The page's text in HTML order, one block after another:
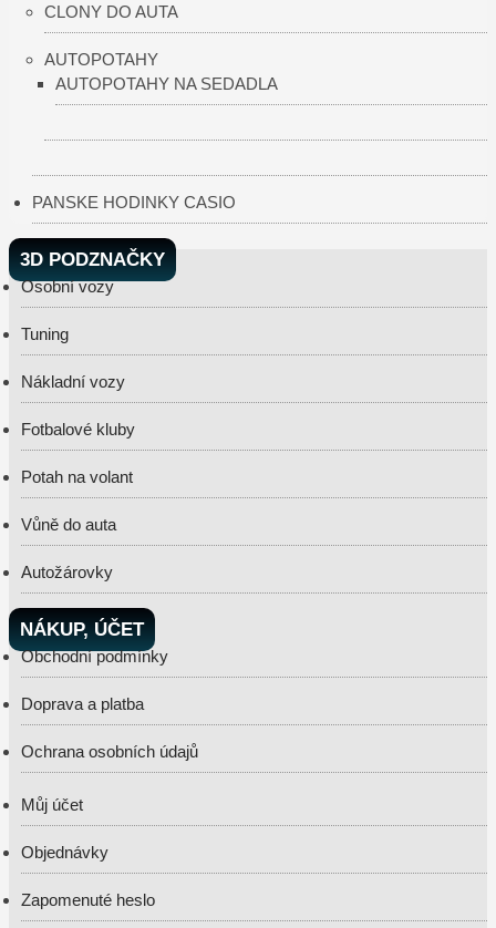
CLONY DO AUTA
AUTOPOTAHY
AUTOPOTAHY NA SEDADLA
PANSKE HODINKY CASIO
3D PODZNAČKY
Osobní vozy
Tuning
Nákladní vozy
Fotbalové kluby
Potah na volant
Vůně do auta
Autožárovky
NÁKUP, ÚČET
Obchodní podmínky
Doprava a platba
Ochrana osobních údajů
Můj účet
Objednávky
Zapomenuté heslo